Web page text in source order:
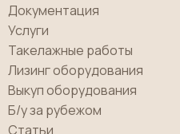
Документация
Услуги
Такелажные работы
Лизинг оборудования
Выкуп оборудования
Б/у за рубежом
Статьи